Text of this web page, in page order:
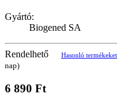
Gyártó:
Biogened SA
Rendelhető Hasonló
nap)
6 890 Ft